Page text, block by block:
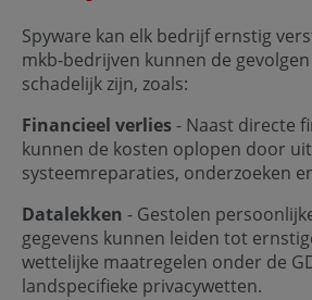
Spyware kan elk bedrijf ernstig
mkb-bedrijven kunnen de
schadelijk zijn, zoals:
Financieel verlies- Naast directe
kunnen de kosten oplopen door
systeemreparaties, onderzoeken
Datalekken - Gestolen
gegevens kunnen leiden tot
wettelijke maatregelen onder de
landspecifieke privacywetten.